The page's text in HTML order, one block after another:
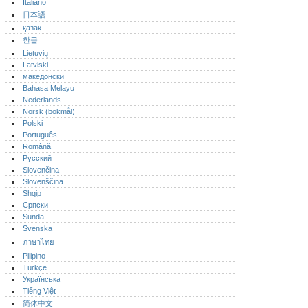
Italiano
日本語
қазақ
한글
Lietuvių
Latviski
македонски
Bahasa Melayu
Nederlands
Norsk (bokmål)‎
Polski
Português‎
Română
Русский
Slovenčina
Slovenščina
Shqip
Српски
Sunda
Svenska
ภาษาไทย
Pilipino
Türkçe
Українська
Tiếng Việt
简体中文